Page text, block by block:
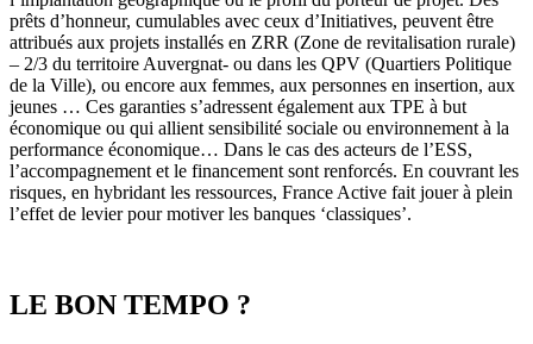
prêts d’honneur, cumulables avec ceux d’Initiatives, peuvent être
attribués aux projets installés en ZRR (Zone de revitalisation rurale)
– 2/3 du territoire Auvergnat- ou dans les QPV (Quartiers Politique
de la Ville), ou encore aux femmes, aux personnes en insertion, aux
jeunes … Ces garanties s’adressent également aux TPE à but
économique ou qui allient sensibilité sociale ou environnement à la
performance économique… Dans le cas des acteurs de l’ESS,
l’accompagnement et le financement sont renforcés. En couvrant les
risques, en hybridant les ressources, France Active fait jouer à plein
l’effet de levier pour motiver les banques ‘classiques’.
LE BON TEMPO ?